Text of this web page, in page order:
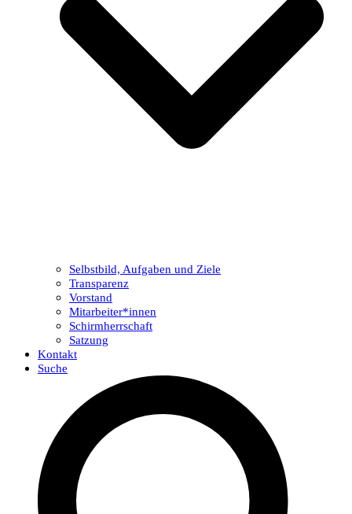
Selbstbild, Aufgaben und Ziele
Transparenz
Vorstand
Mitarbeiter*innen
Schirmherrschaft
Satzung
Kontakt
Suche